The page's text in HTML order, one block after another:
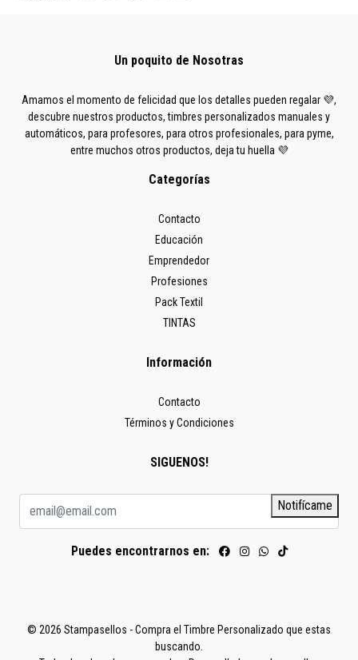
Un poquito de Nosotras
Amamos el momento de felicidad que los detalles pueden regalar 💜,
descubre nuestros productos, timbres personalizados manuales y
automáticos, para profesores, para otros profesionales, para pyme,
entre muchos otros productos, deja tu huella 💜
Categorías
Contacto
Educación
Emprendedor
Profesiones
Pack Textil
TINTAS
Información
Contacto
Términos y Condiciones
SIGUENOS!
Notifícame
Puedes encontrarnos en:
© 2026 Stampasellos - Compra el Timbre Personalizado que estas
buscando.